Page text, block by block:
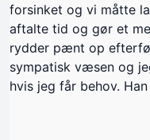
forsinket og vi måtte
aftalte tid og gør et
rydder pænt op
sympatisk væsen og
hvis jeg får behov.